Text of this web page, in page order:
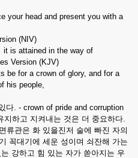
your head and present you with a
(NIV)
is attained in the way of
Version (KJV)
be for a crown of glory, and for a
his people,
. - crown of pride and corruption
지하고 지켜내는 것은 더 중요하다.
류관은 화 있을진저 술에 빠진 자의
꼭대기에 세운 성이며 쇠잔해 가는
강하고 힘 있는 자가 쏟아지는 우